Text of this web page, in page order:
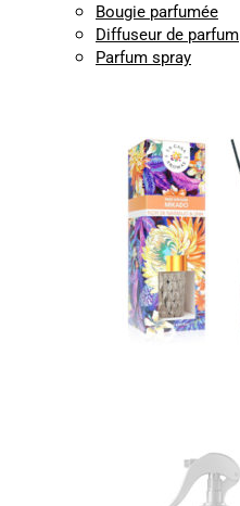
Bougie parfumée
Diffuseur de parfum
Parfum spray